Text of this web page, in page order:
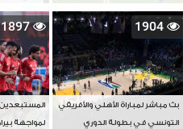
بطل آسيا
1904
بث مباشر لمباراة الأهلي والأفريقي
التونسي في بطولة الدوري
1897
لمواجهة